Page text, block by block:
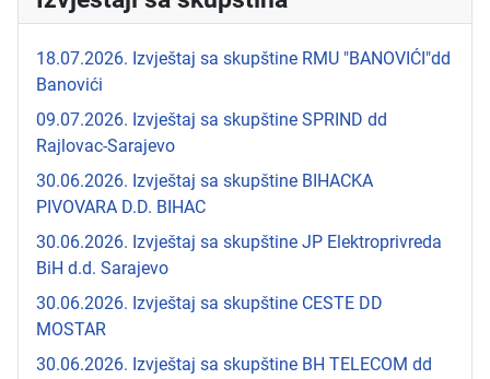
18.07.2026. Izvještaj sa skupštine RMU "BANOVIĆI"dd
Banovići
09.07.2026. Izvještaj sa skupštine SPRIND dd
Rajlovac-Sarajevo
30.06.2026. Izvještaj sa skupštine BIHACKA
PIVOVARA D.D. BIHAC
30.06.2026. Izvještaj sa skupštine JP Elektroprivreda
BiH d.d. Sarajevo
30.06.2026. Izvještaj sa skupštine CESTE DD
MOSTAR
30.06.2026. Izvještaj sa skupštine BH TELECOM dd